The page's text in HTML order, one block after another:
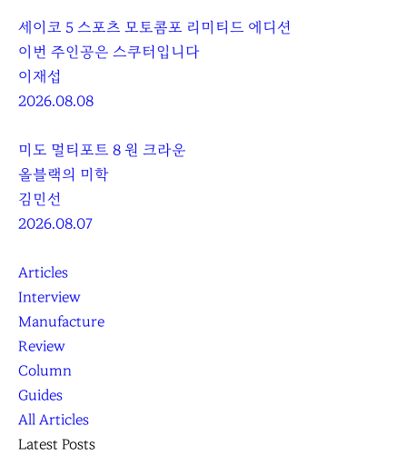
세이코 5 스포츠 모토콤포 리미티드 에디션
이번 주인공은 스쿠터입니다
이재섭
2026.08.08
미도 멀티포트 8 원 크라운
올블랙의 미학
김민선
2026.08.07
Articles
Interview
Manufacture
Review
Column
Guides
All Articles
Latest Posts